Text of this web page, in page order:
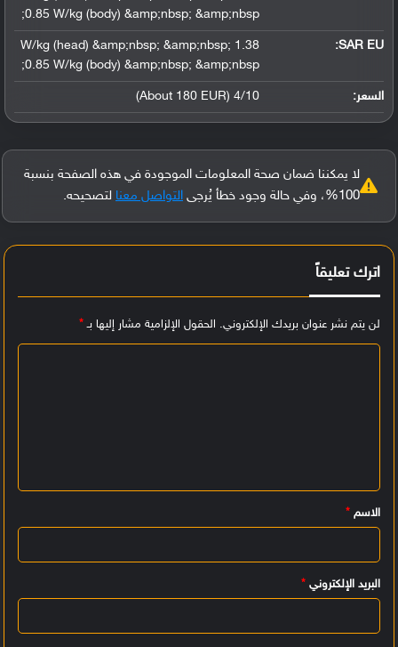
0.85 W/kg (body) &amp;nbsp; &amp;nbsp;
SAR EU:
1.38 W/kg (head) &amp;nbsp; &amp;nbsp;
0.85 W/kg (body) &amp;nbsp; &amp;nbsp;
السعر: 4/10 (About 180 EUR)
لا يمكننا ضمان صحة المعلومات الموجودة في هذه الصفحة بنسبة
100%، وفي حالة وجود خطأ يُرجى
التواصل معنا لتصحيحه.
اترك تعليقاً
لن يتم نشر عنوان بريدك الإلكتروني. الحقول الإلزامية مشار إليها بـ*
ي
ق
الاسم *
البريد الإلكتروني *